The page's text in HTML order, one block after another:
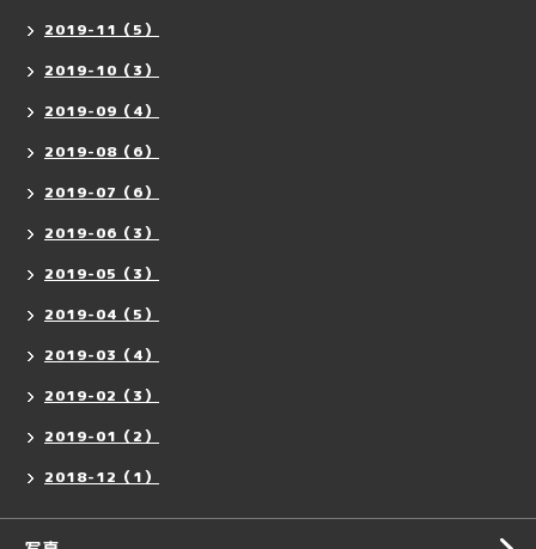
2019-11（5）
2019-10（3）
2019-09（4）
2019-08（6）
2019-07（6）
2019-06（3）
2019-05（3）
2019-04（5）
2019-03（4）
2019-02（3）
2019-01（2）
2018-12（1）